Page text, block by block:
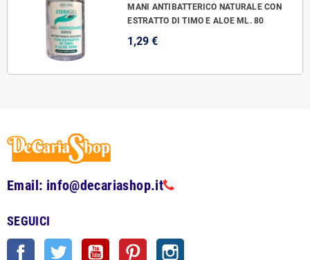
MANI ANTIBATTERICO NATURALE CON
ESTRATTO DI TIMO E ALOE ML. 80
1,29 €
Email: info@decariashop.it
SEGUICI
Facebook Twitter YouTube Pinterest